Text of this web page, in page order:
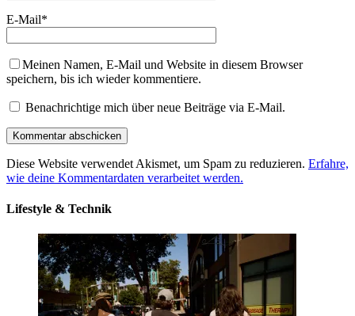
E-Mail*
Meinen Namen, E-Mail und Website in diesem Browser
speichern, bis ich wieder kommentiere.
Benachrichtige mich über neue Beiträge via E-Mail.
Diese Website verwendet Akismet, um Spam zu reduzieren. Erfahre,
wie deine Kommentardaten verarbeitet werden.
Lifestyle & Technik